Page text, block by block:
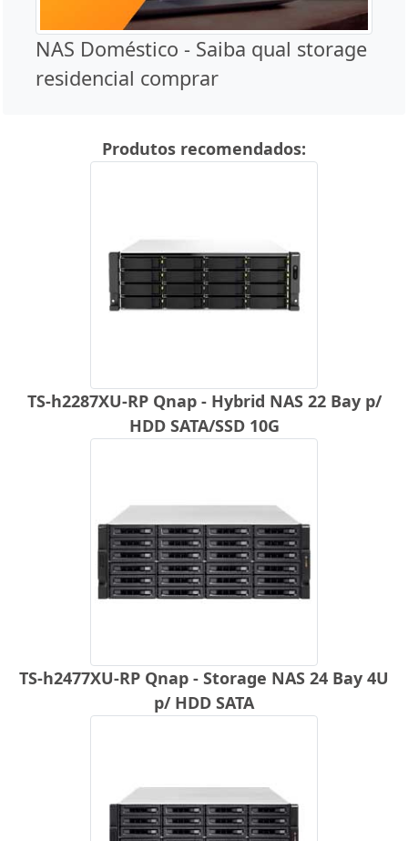
NAS Doméstico - Saiba qual storage
residencial comprar
Produtos recomendados:
TS-h2287XU-RP Qnap - Hybrid NAS 22 Bay p/
HDD SATA/SSD 10G
TS-h2477XU-RP Qnap - Storage NAS 24 Bay 4U
p/ HDD SATA